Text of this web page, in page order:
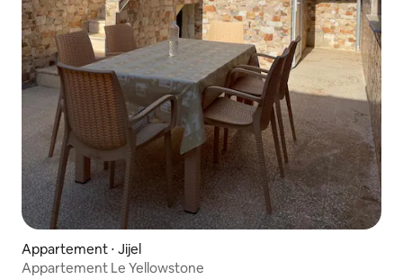
Appartement ⋅ Jijel
Appartement Le Yellowstone